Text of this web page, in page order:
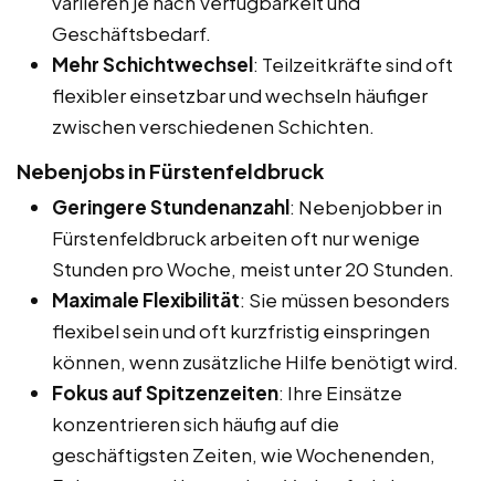
Geschäftsbedarf.
Mehr Schichtwechsel: Teilzeitkräfte sind oft
flexibler einsetzbar und wechseln häufiger
zwischen verschiedenen Schichten.
Nebenjobs in Fürstenfeldbruck
Geringere Stundenanzahl: Nebenjobber in
Fürstenfeldbruck arbeiten oft nur wenige
Stunden pro Woche, meist unter 20 Stunden.
Maximale Flexibilität: Sie müssen besonders
flexibel sein und oft kurzfristig einspringen
können, wenn zusätzliche Hilfe benötigt wird.
Fokus auf Spitzenzeiten: Ihre Einsätze
konzentrieren sich häufig auf die
geschäftigsten Zeiten, wie Wochenenden,